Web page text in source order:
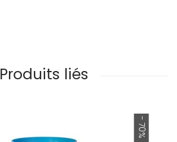
Produits liés
- 70%